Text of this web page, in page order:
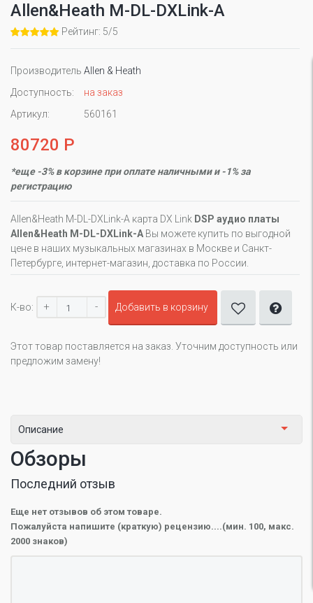
Allen&Heath M-DL-DXLink-A
Рейтинг: 5/5
Производитель Allen & Heath
Доступность:
на заказ
Артикул:
560161
80720 Р
*еще -3% в корзине при оплате наличными и -1% за
регистрацию
Allen&Heath M-DL-DXLink-A карта DX Link DSP аудио платы
Allen&Heath M-DL-DXLink-A Вы можете купить по выгодной
цене в наших музыкальных магазинах в Москве и Санкт-
Петербурге, интернет-магазин, доставка по России.
К-во: + - Добавить в корзину
Этот товар поставляется на заказ. Уточним доступность или
предложим замену!
Описание
Обзоры
Последний отзыв
Еще нет отзывов об этом товаре.
Пожалуйста напишите (краткую) рецензию....(мин. 100, макс.
2000 знаков)